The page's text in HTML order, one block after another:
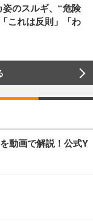
のスルギ、“危険
これは反則」「わ
動画で解説！公式Y